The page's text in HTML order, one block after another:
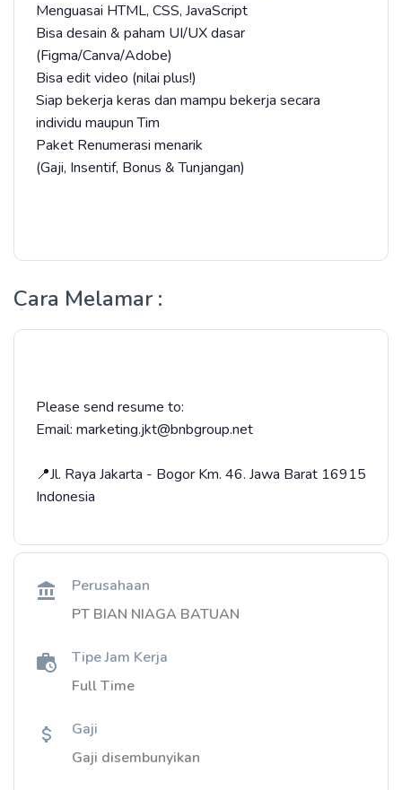
Menguasai HTML, CSS, JavaScript
Bisa desain & paham UI/UX dasar
(Figma/Canva/Adobe)
Bisa edit video (nilai plus!)
Siap bekerja keras dan mampu bekerja secara
individu maupun Tim
Paket Renumerasi menarik
(Gaji, Insentif, Bonus & Tunjangan)
Cara Melamar :
Please send resume to:
Email: marketing.jkt@bnbgroup.net
📍Jl. Raya Jakarta - Bogor Km. 46. Jawa Barat 16915
Indonesia
Perusahaan
PT BIAN NIAGA BATUAN
Tipe Jam Kerja
Full Time
Gaji
Gaji disembunyikan